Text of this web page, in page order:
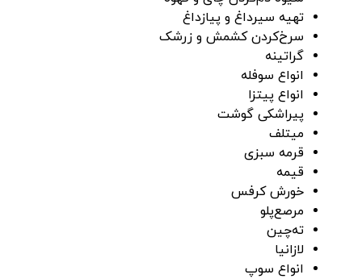
تهیه سیرداغ و پیازداغ
سرخ‌کردن کشمش و زرشک
گراتینه
انواع سوفله
انواع پیتزا
پیراشکی گوشت
میتلف
قرمه سبزی
قیمه
خورش کرفس
مرصع‌پلو
ته‌چین
لازانیا
انواع سوپ